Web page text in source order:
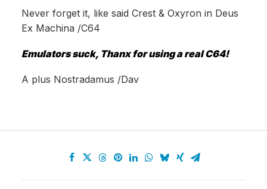
Never forget it, like said Crest & Oxyron in Deus
Ex Machina /C64
Emulators suck, Thanx for using a real C64!
A plus Nostradamus /Dav